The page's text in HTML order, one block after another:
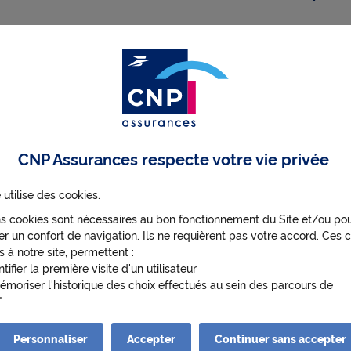
pas reçu votre certificat fiscal
pas reçu votre imprimé fiscal
votre déclaration de revenus
dois-je respecter pour
?
CNP Assurances respecte votre vie privée
utilise des cookies.
cookies sont nécessaires au bon fonctionnement du Site et/ou
un confort de navigation. Ils ne requièrent pas votre accord. Ces
à notre site, permettent :
la première visite d'un utilisateur
l'historique des choix effectués au sein des parcours de
afin d'optimiser ses contenus et sa navigation.
Personnaliser Accepter Continuer sans accepter